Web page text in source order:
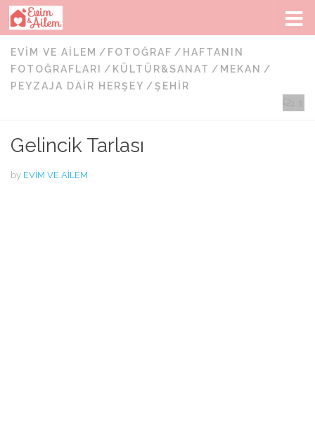
Skip to content
EVIM VE AILEM / FOTOĞRAF / HAFTANIN
FOTOĞRAFLARI
/ KÜLTÜR&SANAT / MEKAN /
PEYZAJA DAIR HERŞEY /ŞEHIR
Gelincik Tarlası
by EVIM VE AILEM ·